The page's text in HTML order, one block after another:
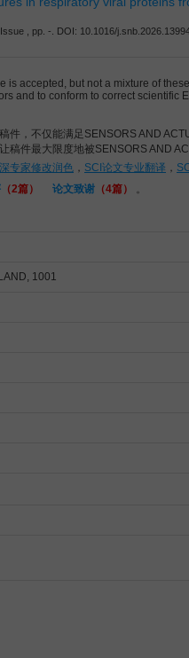
, pp. -. DOI: 10.1016/
accepted, but not a mixture of
and to conform to correct scientific
，不仅能满足SENSORS AND
件最大限度地被SENSORS AND
专家修改润色 ， SCI论文专业翻译 ，
（2篇） 论文致谢 （4篇）
。
1001